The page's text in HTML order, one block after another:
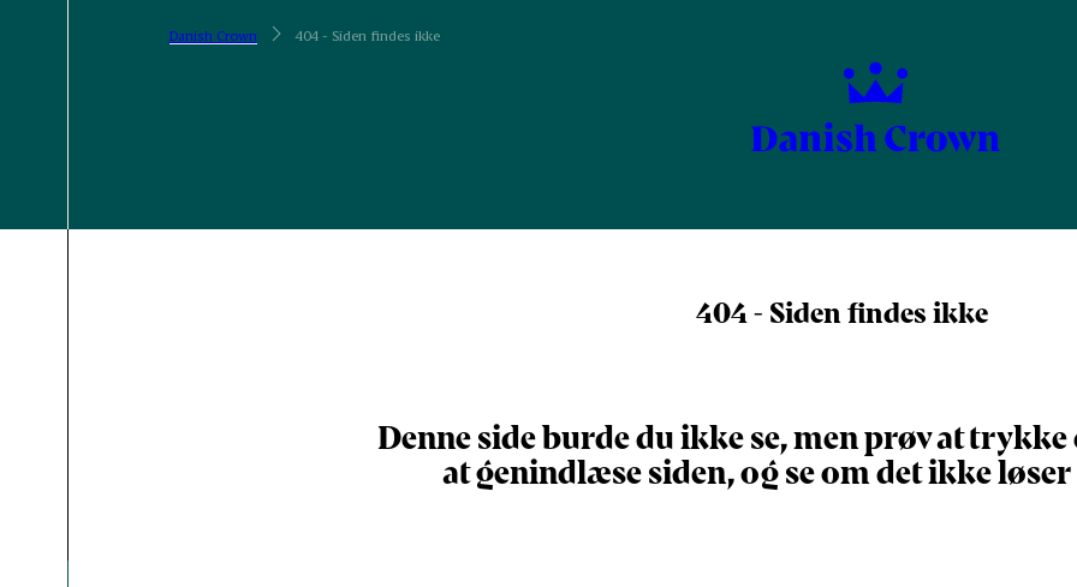
Danish Crown 404 - Siden findes ikke
404 - Siden findes ikke
Denne side burde du ikke se, men prøv at
at genindlæse siden, og se om det ikke